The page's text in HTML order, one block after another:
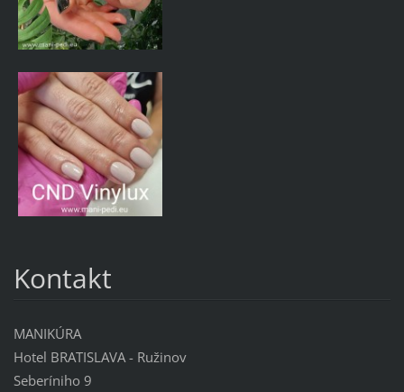
Kontakt
MANIKÚRA
Hotel BRATISLAVA - Ružinov
Seberíniho 9